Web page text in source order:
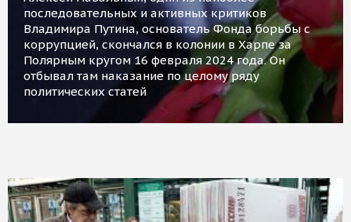
последовательных и активных критиков
Владимира Путина, основатель Фонда борьбы с
коррупцией, скончался в колонии в Харпе за
Полярным кругом 16 февраля 2024 года. Он
отбывал там наказание по целому ряду
политических статей